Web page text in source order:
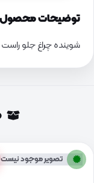
توضیحات محصول
شوینده چراغ جلو راست
تصویر موجود نیست